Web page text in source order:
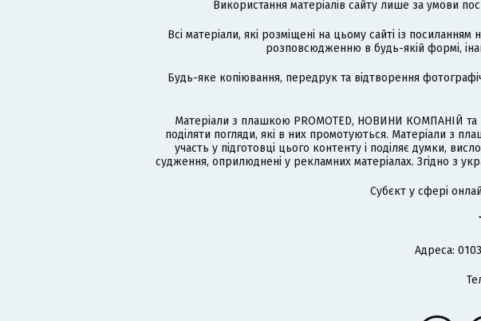
Використання матеріалів сайту лише за умови
Всі матеріали, які розміщені на цьому сайті із посиланням
розповсюдженню в будь-якій формі,
Будь-яке копіювання, передрук та відтворення
Матеріали з плашкою PROMOTED, НОВИНИ КОМПАНІЙ
поділяти погляди, які в них промотуються. Матеріали
участь у підготовці цього контенту і поділяє думки,
судження, оприлюднені у рекламних матеріалах. Згідно з
Cубєкт у сфері
Адреса: